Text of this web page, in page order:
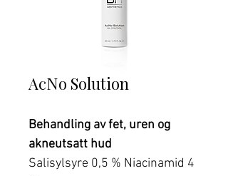
AcNo Solution
Behandling av fet, uren og
akneutsatt hud
Salisylsyre 0,5 % Niacinamid 4